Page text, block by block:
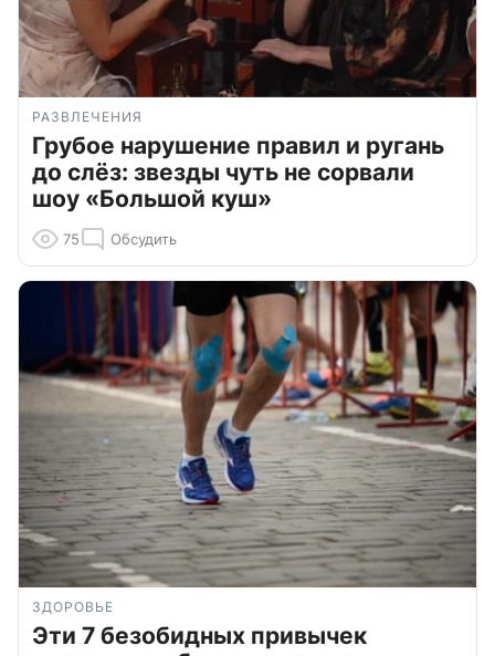
РАЗВЛЕЧЕНИЯ
Грубое нарушение правил и ругань
до слёз: звезды чуть не сорвали
шоу «Большой куш»
75 Обсудить
ЗДОРОВЬЕ
Эти 7 безобидных привычек